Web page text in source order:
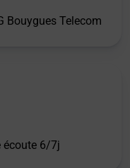
Bouygues Telecom
écoute 6/7j